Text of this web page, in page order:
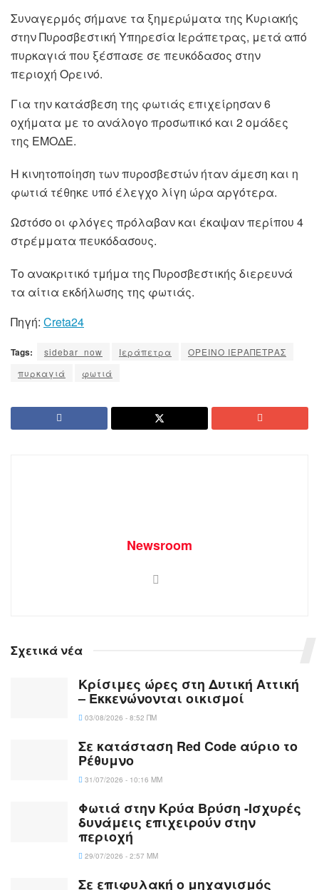
Συναγερμός σήμανε τα ξημερώματα της Κυριακής
στην Πυροσβεστική Υπηρεσία Ιεράπετρας, μετά από
πυρκαγιά που ξέσπασε σε πευκόδασος στην
περιοχή Ορεινό.
Για την κατάσβεση της φωτιάς επιχείρησαν 6
οχήματα με το ανάλογο προσωπικό και 2 ομάδες
της ΕΜΟΔΕ.
Η κινητοποίηση των πυροσβεστών ήταν άμεση και η
φωτιά τέθηκε υπό έλεγχο λίγη ώρα αργότερα.
Ωστόσο οι φλόγες πρόλαβαν και έκαψαν περίπου 4
στρέμματα πευκόδασους.
Το ανακριτικό τμήμα της Πυροσβεστικής διερευνά
τα αίτια εκδήλωσης της φωτιάς.
Πηγή: Creta24
Tags: sidebar_now Ιεράπετρα
ΟΡΕΙΝΟ ΙΕΡΑΠΕΤΡΑΣ
πυρκαγιά
φωτιά
Newsroom
Σχετικά νέα
Κρίσιμες ώρες στη Δυτική Αττική
– Εκκενώνονται οικισμοί
03/08/2026 - 8:52 ΠΜ
Σε κατάσταση Red Code αύριο το
Ρέθυμνο
31/07/2026 - 10:16 ΜΜ
Φωτιά στην Κρύα Βρύση -Iσχυρές
δυνάμεις επιχειρούν στην
περιοχή
29/07/2026 - 2:57 ΜΜ
Σε επιφυλακή ο μηχανισμός